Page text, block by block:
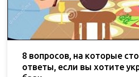
8 вопросов, на которые
ответы, если вы хотите